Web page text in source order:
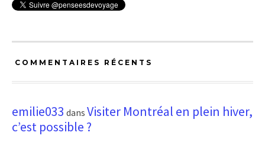
COMMENTAIRES RÉCENTS
emilie033 dans Visiter Montréal en plein hiver,
c’est possible ?